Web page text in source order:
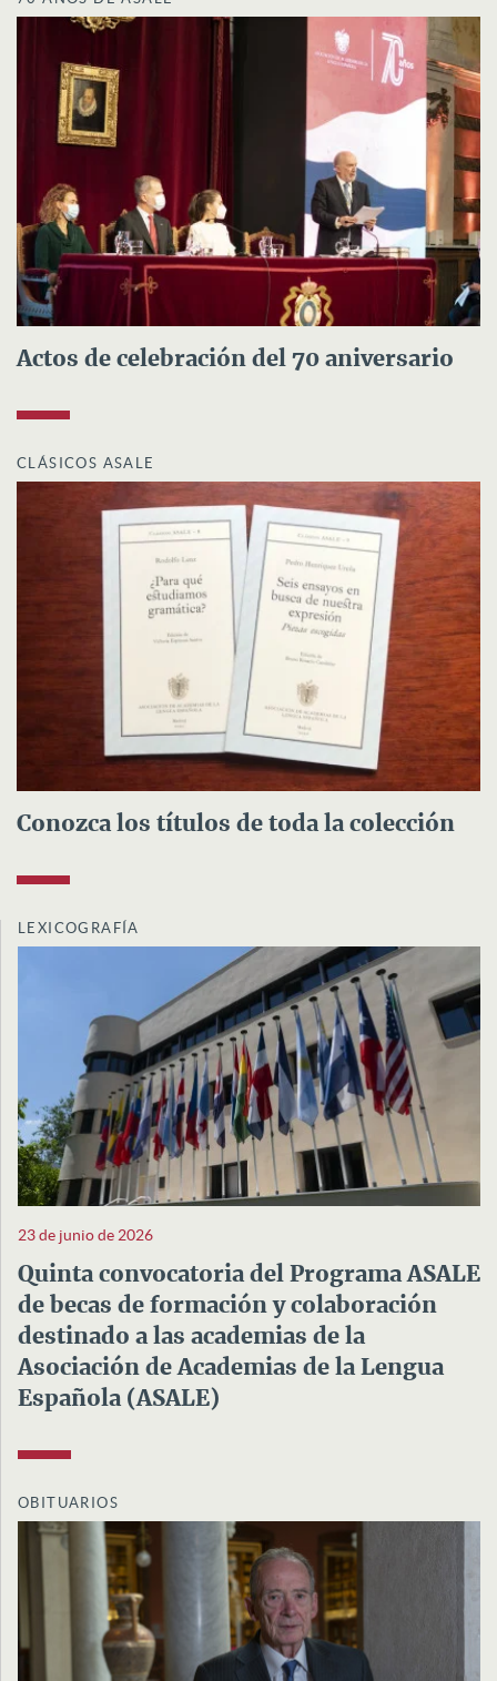
Actos de celebración del 70 aniversario
CLÁSICOS ASALE
Conozca los títulos de toda la colección
LEXICOGRAFÍA
23 de junio de 2026
Quinta convocatoria del Programa ASALE
de becas de formación y colaboración
destinado a las academias de la
Asociación de Academias de la Lengua
Española (ASALE)
OBITUARIOS